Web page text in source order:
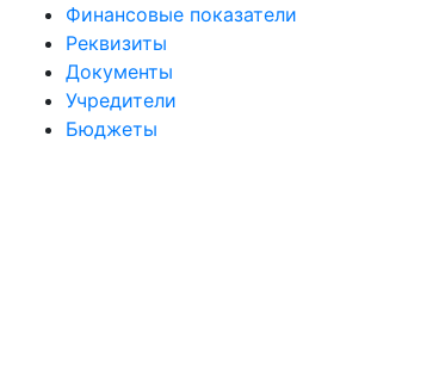
Финансовые показатели
Реквизиты
Документы
Учредители
Бюджеты